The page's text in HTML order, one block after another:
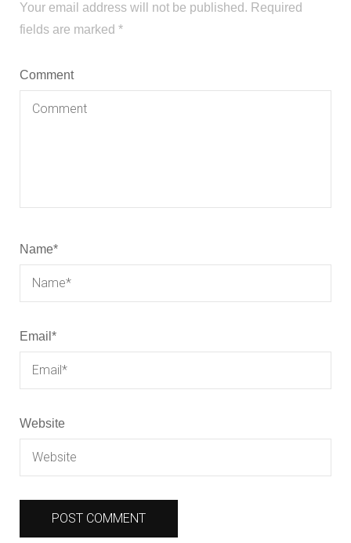
Your email address will not be published. Required
fields are marked *
Comment
Name*
Email *
Website